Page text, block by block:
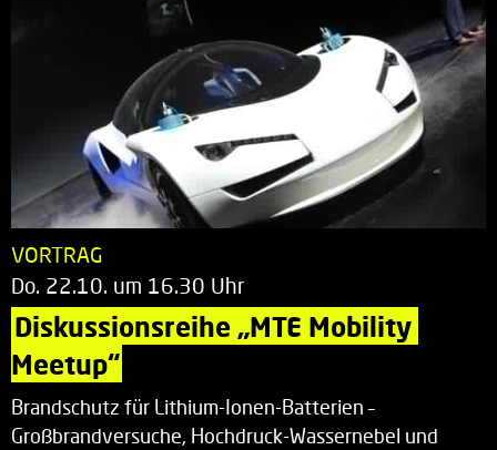
VORTRAG
Do. 22.10. um 16.30 Uhr
Diskussionsreihe „MTE Mobility
Meetup“
Brandschutz für Lithium-Ionen-Batterien –
Großbrandversuche, Hochdruck-Wassernebel und